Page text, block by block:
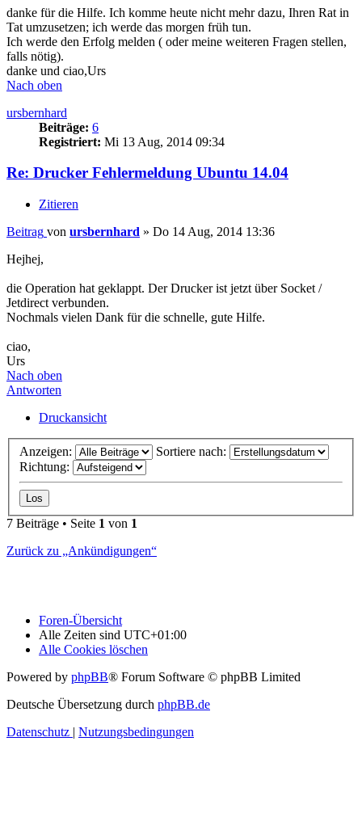
danke für die Hilfe. Ich komme heute nicht mehr dazu, Ihren Rat in
Tat umzusetzen; ich werde das morgen früh tun.
Ich werde den Erfolg melden ( oder meine weiteren Fragen stellen,
falls nötig).
danke und ciao,Urs
Nach oben
ursbernhard
Beiträge: 6
Registriert: Mi 13 Aug, 2014 09:34
Re: Drucker Fehlermeldung Ubuntu 14.04
Zitieren
Beitrag von ursbernhard » Do 14 Aug, 2014 13:36
Hejhej,
die Operation hat geklappt. Der Drucker ist jetzt über Socket /
Jetdirect verbunden.
Nochmals vielen Dank für die schnelle, gute Hilfe.
ciao,
Urs
Nach oben
Antworten
Druckansicht
Anzeigen:
Sortiere nach:
Richtung:
7 Beiträge • Seite 1 von 1
Zurück zu „Ankündigungen“
Foren-Übersicht
Alle Zeiten sind UTC+01:00
Alle Cookies löschen
Powered by phpBB® Forum Software © phpBB Limited
Deutsche Übersetzung durch phpBB.de
Datenschutz | Nutzungsbedingungen